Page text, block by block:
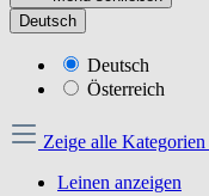
Deutsch
Deutsch
Österreich
Zeige alle Kategorien
Leinen anzeigen